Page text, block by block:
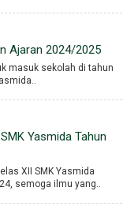
Ajaran 2024/2025
masuk sekolah di tahun
Yasmida Tahun
XII SMK Yasmida
semoga ilmu yang..